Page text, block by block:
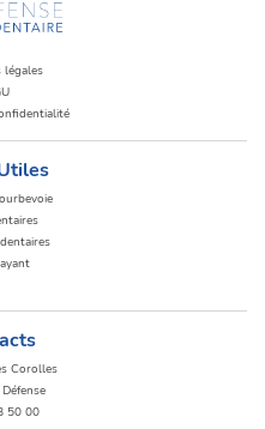
légales
Corolles
50 00